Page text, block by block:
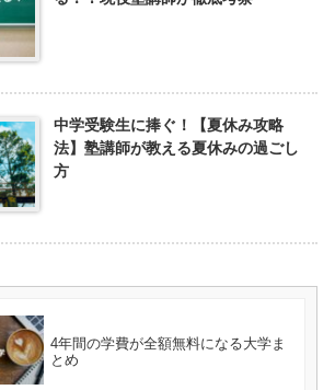
中学受験生に捧ぐ！【夏休み攻略
法】塾講師が教える夏休みの過ごし
方
4年間の学費が全額無料になる大学ま
とめ